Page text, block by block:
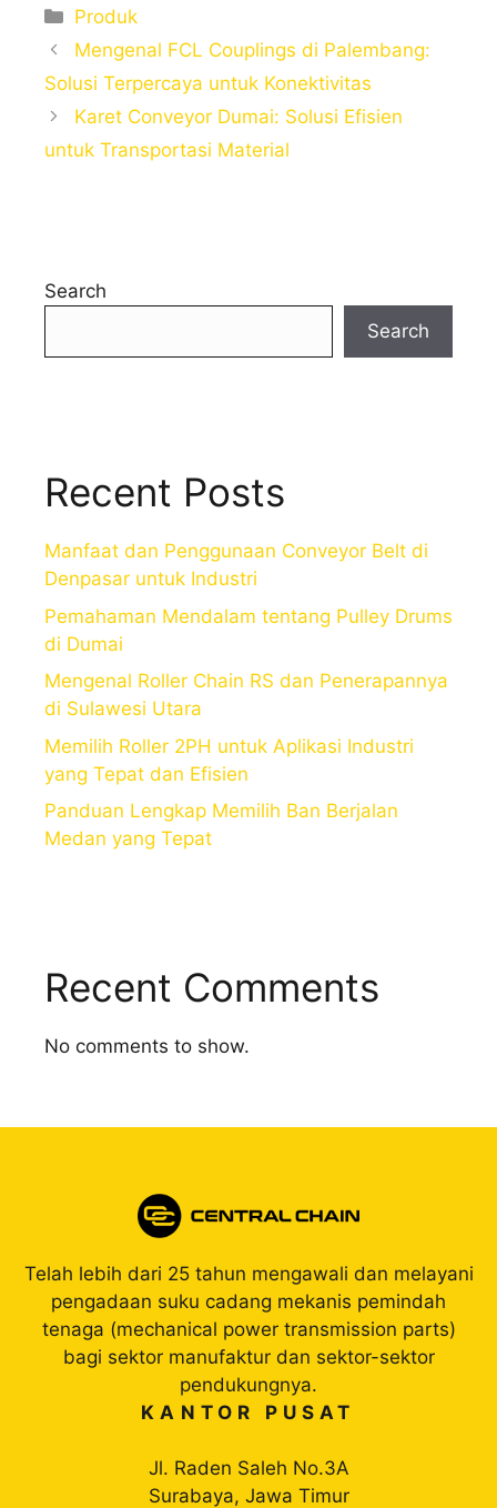
Categories
Produk
Mengenal FCL Couplings di Palembang:
Solusi Terpercaya untuk Konektivitas
Karet Conveyor Dumai: Solusi Efisien
untuk Transportasi Material
Search
Search
Recent Posts
Manfaat dan Penggunaan Conveyor Belt di
Denpasar untuk Industri
Pemahaman Mendalam tentang Pulley Drums
di Dumai
Mengenal Roller Chain RS dan Penerapannya
di Sulawesi Utara
Memilih Roller 2PH untuk Aplikasi Industri
yang Tepat dan Efisien
Panduan Lengkap Memilih Ban Berjalan
Medan yang Tepat
Recent Comments
No comments to show.
Telah lebih dari 25 tahun mengawali dan melayani
pengadaan suku cadang mekanis pemindah
tenaga (mechanical power transmission parts)
bagi sektor manufaktur dan sektor-sektor
pendukungnya.
KANTOR PUSAT
Jl. Raden Saleh No.3A
Surabaya, Jawa Timur